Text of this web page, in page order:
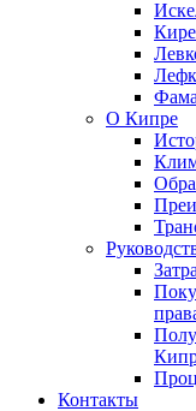
О Кипре
Контакты